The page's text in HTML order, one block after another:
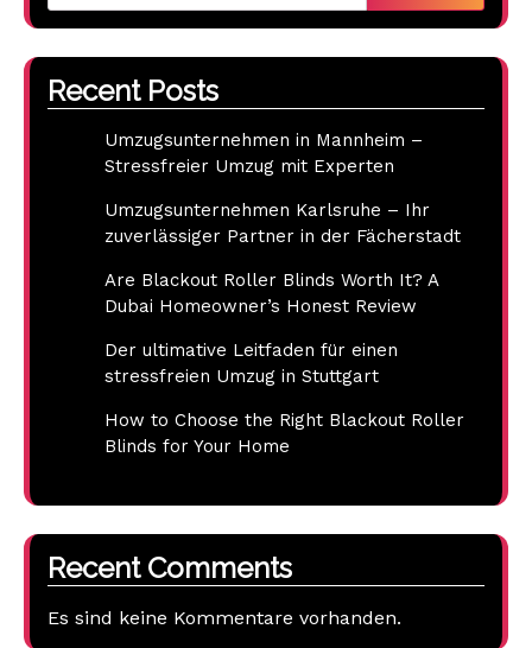
Recent Posts
Umzugsunternehmen in Mannheim –
Stressfreier Umzug mit Experten
Umzugsunternehmen Karlsruhe – Ihr
zuverlässiger Partner in der Fächerstadt
Are Blackout Roller Blinds Worth It? A
Dubai Homeowner’s Honest Review
Der ultimative Leitfaden für einen
stressfreien Umzug in Stuttgart
How to Choose the Right Blackout Roller
Blinds for Your Home
Recent Comments
Es sind keine Kommentare vorhanden.